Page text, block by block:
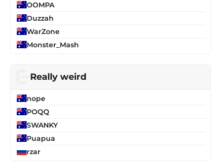
OOMPA
Duzzah
WarZone
Monster_Mash
Really weird
nope
POQQ
SWANKY
Puapua
rzar